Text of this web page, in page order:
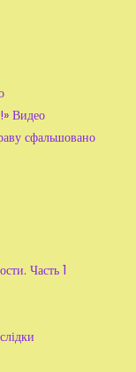
Видео
сфальшовано
Часть 1